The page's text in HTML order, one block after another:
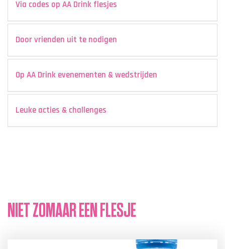
Via codes op AA Drink flesjes
Door vrienden uit te nodigen
Op AA Drink evenementen & wedstrijden
Leuke acties & challenges
NIET ZOMAAR EEN FLESJE